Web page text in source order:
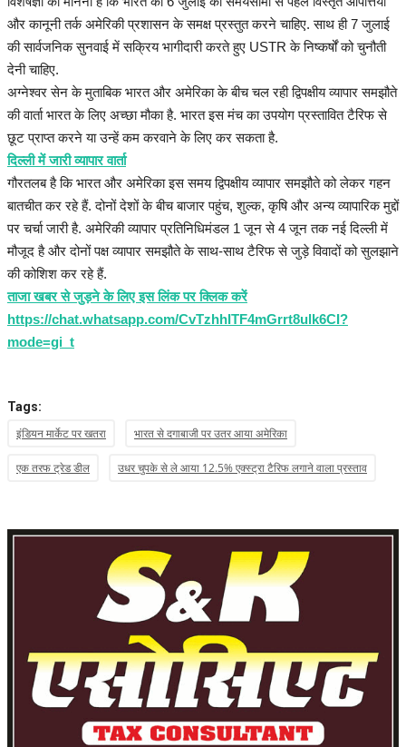
और कानूनी तर्क अमेरिकी प्रशासन के समक्ष प्रस्तुत करने चाहिए. साथ ही 7 जुलाई
की सार्वजनिक सुनवाई में सक्रिय भागीदारी करते हुए USTR के निष्कर्षों को चुनौती
देनी चाहिए.
अग्नेश्वर सेन के मुताबिक भारत और अमेरिका के बीच चल रही द्विपक्षीय व्यापार समझौते
की वार्ता भारत के लिए अच्छा मौका है. भारत इस मंच का उपयोग प्रस्तावित टैरिफ से
छूट प्राप्त करने या उन्हें कम करवाने के लिए कर सकता है.
दिल्ली में जारी व्यापार वार्ता
गौरतलब है कि भारत और अमेरिका इस समय द्विपक्षीय व्यापार समझौते को लेकर गहन
बातचीत कर रहे हैं. दोनों देशों के बीच बाजार पहुंच, शुल्क, कृषि और अन्य व्यापारिक मुद्दों
पर चर्चा जारी है. अमेरिकी व्यापार प्रतिनिधिमंडल 1 जून से 4 जून तक नई दिल्ली में
मौजूद है और दोनों पक्ष व्यापार समझौते के साथ-साथ टैरिफ से जुड़े विवादों को सुलझाने
की कोशिश कर रहे हैं.
ताजा खबर से जुड़ने के लिए इस लिंक पर क्लिक करें
https://chat.whatsapp.com/CvTzhhITF4mGrrt8ulk6CI?
mode=gi_t
Tags:
इंडियन मार्केट पर खतरा भारत से दगाबाजी पर उतर आया अमेरिका
एक तरफ ट्रेड डील उधर चुपके से ले आया 12.5% एक्स्ट्रा टैरिफ लगाने वाला प्रस्ताव